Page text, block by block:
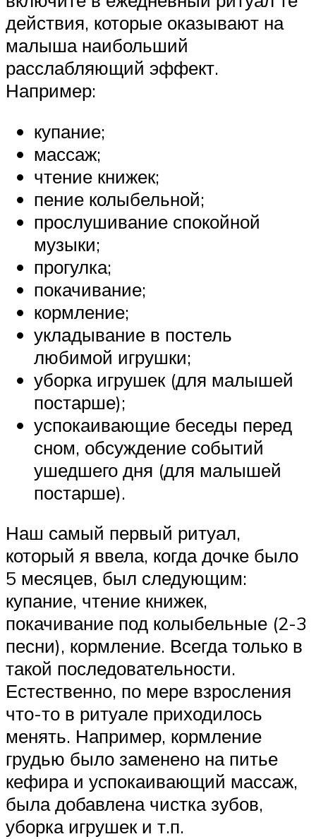
действия, которые оказывают на
малыша наибольший
расслабляющий эффект.
Например:
купание;
массаж;
чтение книжек;
пение колыбельной;
прослушивание спокойной
музыки;
прогулка;
покачивание;
кормление;
укладывание в постель
любимой игрушки;
уборка игрушек (для малышей
постарше);
успокаивающие беседы перед
сном, обсуждение событий
ушедшего дня (для малышей
постарше).
Наш самый первый ритуал,
который я ввела, когда дочке было
5 месяцев, был следующим:
купание, чтение книжек,
покачивание под колыбельные (2-3
песни), кормление. Всегда только в
такой последовательности.
Естественно, по мере взросления
что-то в ритуале приходилось
менять. Например, кормление
грудью было заменено на питье
кефира и успокаивающий массаж,
была добавлена чистка зубов,
уборка игрушек и т.п.